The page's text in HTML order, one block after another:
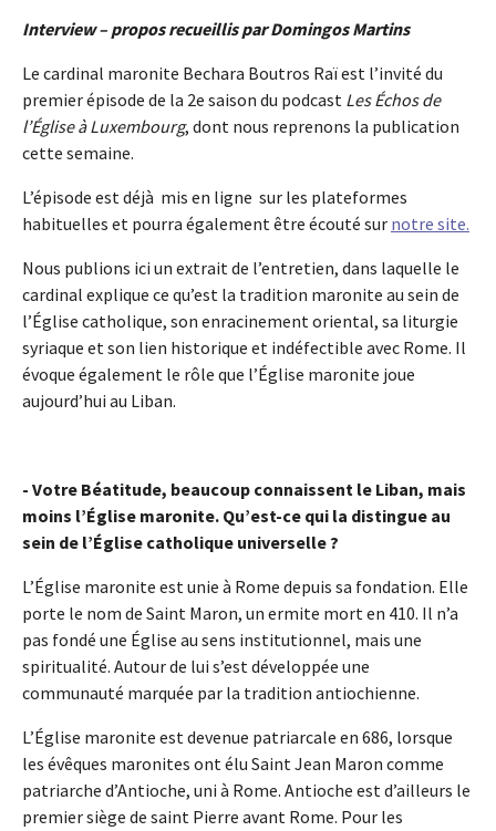
Interview – propos recueillis par Domingos Martins
Le cardinal maronite Bechara Boutros Raï est l’invité du
premier épisode de la 2e saison du podcast Les Échos de
l’Église à Luxembourg, dont nous reprenons la publication
cette semaine.
L’épisode est déjà mis en ligne sur les plateformes
habituelles et pourra également être écouté sur notre site.
Nous publions ici un extrait de l’entretien, dans laquelle le
cardinal explique ce qu’est la tradition maronite au sein de
l’Église catholique, son enracinement oriental, sa liturgie
syriaque et son lien historique et indéfectible avec Rome. Il
évoque également le rôle que l’Église maronite joue
aujourd’hui au Liban.
- Votre Béatitude, beaucoup connaissent le Liban, mais
moins l’Église maronite. Qu’est-ce qui la distingue au
sein de l’Église catholique universelle ?
L’Église maronite est unie à Rome depuis sa fondation. Elle
porte le nom de Saint Maron, un ermite mort en 410. Il n’a
pas fondé une Église au sens institutionnel, mais une
spiritualité. Autour de lui s’est développée une
communauté marquée par la tradition antiochienne.
L’Église maronite est devenue patriarcale en 686, lorsque
les évêques maronites ont élu Saint Jean Maron comme
patriarche d’Antioche, uni à Rome. Antioche est d’ailleurs le
premier siège de saint Pierre avant Rome. Pour les